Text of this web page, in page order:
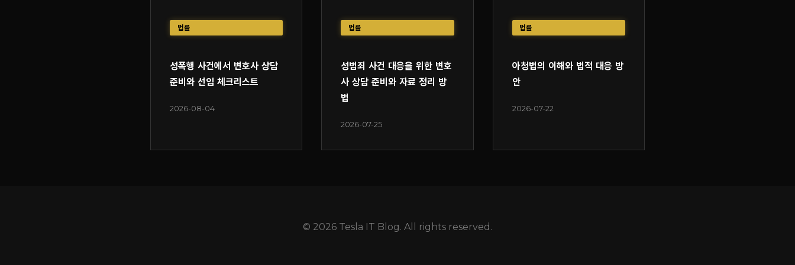
법률
성폭행 사건에서 변호사 상담
준비와 선임 체크리스트
2026-08-04
법률
성범죄 사건 대응을 위한 변호
사 상담 준비와 자료 정리 방
법
2026-07-25
법률
아청법의 이해와 법적 대응 방
안
2026-07-22
© 2026 Tesla IT Blog. All rights reserved.